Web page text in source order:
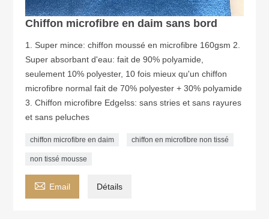
Chiffon microfibre en daim sans bord
1. Super mince: chiffon moussé en microfibre 160gsm 2.
Super absorbant d'eau: fait de 90% polyamide,
seulement 10% polyester, 10 fois mieux qu'un chiffon
microfibre normal fait de 70% polyester + 30% polyamide
3. Chiffon microfibre Edgelss: sans stries et sans rayures
et sans peluches
chiffon microfibre en daim chiffon en microfibre non tissé
non tissé mousse
 Email Détails